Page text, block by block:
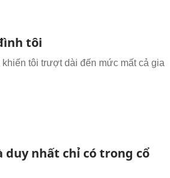
tôi
tôi trượt dài đến mức mất cả gia
nhất chỉ có trong cổ